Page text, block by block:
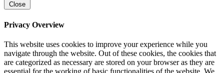
Close
Privacy Overview
This website uses cookies to improve your experience while you
navigate through the website. Out of these cookies, the cookies that
are categorized as necessary are stored on your browser as they are
essential for the working of basic functionalities of the website. We